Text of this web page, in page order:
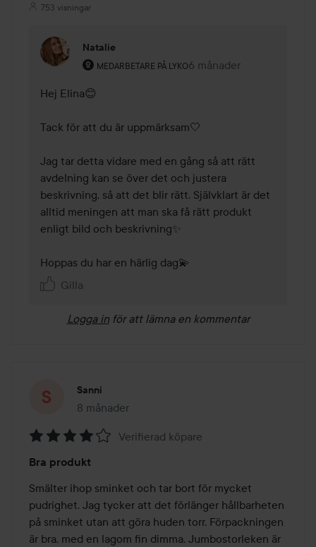
753 visningar
Natalie
MEDARBETARE PÅ LYKO
Användarens roll: Medarbetare på Lyko.
6 månader
Kommentaren lades 6
Hej Elina😊
Tack för att du är uppmärksam🤍
Jag tar detta vidare med en gång så att rätt
avdelning kan se över det och justera
beskrivning, så att det blir rätt. Självklart är det
alltid meningen att man ska få rätt produkt
enligt bild och beskrivning✨
Hoppas du har en härlig dag💫
Gilla
Logga in för att lämna en kommentar
Sanni
8 månader
Inlägget skapades 8 månader
4
av
5
Verifierad köpare
Bra produkt
Smälter ihop sminket och tar bort för mycket
pudrighet. Jag tycker att det förlänger hållbarheten
på sminket utan att göra huden torr. Förpackningen
är bra, med en lagom fin dimma. Jumbostorleken är